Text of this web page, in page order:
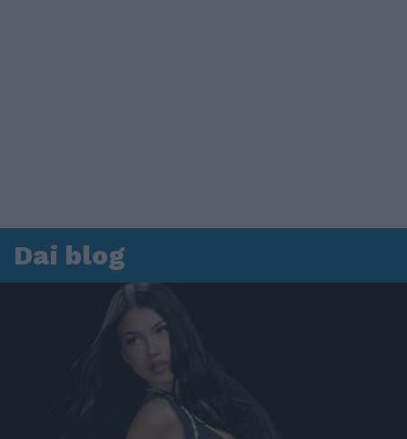
Dai blog